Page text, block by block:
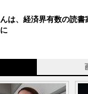
は、経済界有数の読